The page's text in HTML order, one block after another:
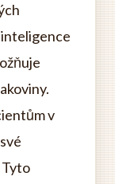
v
Tyto